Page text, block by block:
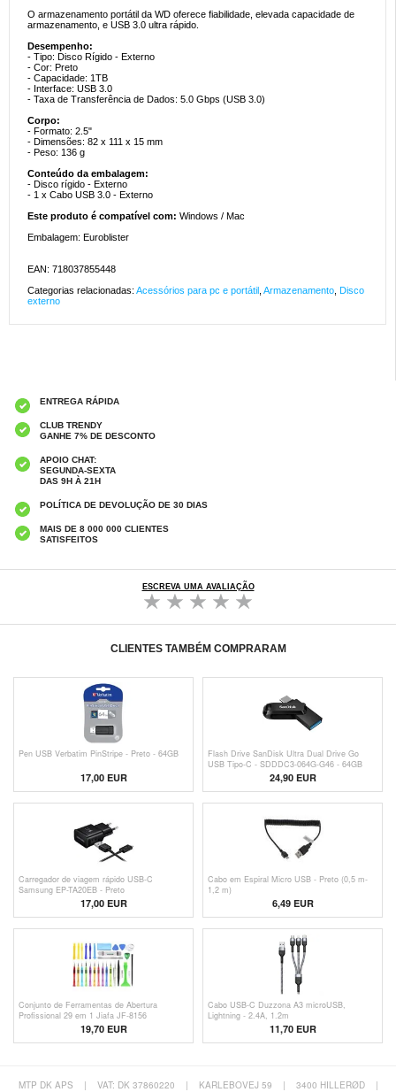
O armazenamento portátil da WD oferece fiabilidade, elevada capacidade de
armazenamento, e USB 3.0 ultra rápido.
Desempenho:
- Tipo: Disco Rígido - Externo
- Cor: Preto
- Capacidade: 1TB
- Interface: USB 3.0
- Taxa de Transferência de Dados: 5.0 Gbps (USB 3.0)
Corpo:
- Formato: 2.5"
- Dimensões: 82 x 111 x 15 mm
- Peso: 136 g
Conteúdo da embalagem:
- Disco rígido - Externo
- 1 x Cabo USB 3.0 - Externo
Este produto é compatível com: Windows / Mac
Embalagem: Euroblister
EAN: 718037855448
Categorias relacionadas: Acessórios para pc e portátil Armazenamento
Disco
externo
ENTREGA RÁPIDA
CLUB TRENDY
GANHE 7% DE DESCONTO
APOIO CHAT:
SEGUNDA-SEXTA
DAS 9H À 21H
POLÍTICA DE DEVOLUÇÃO DE 30 DIAS
MAIS DE 8 000 000 CLIENTES
SATISFEITOS
ESCREVA UMA AVALIAÇÃO
CLIENTES TAMBÉM COMPRARAM
Pen USB Verbatim PinStripe - Preto - 64GB
17,00 EUR
Flash Drive SanDisk Ultra Dual Drive Go
USB Tipo-C - SDDDC3-064G-G46 - 64GB
24,90 EUR
Carregador de viagem rápido USB-C
Samsung EP-TA20EB - Preto
17,00 EUR
Cabo em Espiral Micro USB - Preto (0,5 m-
1,2 m)
6,49 EUR
Conjunto de Ferramentas de Abertura
Profissional 29 em 1 Jiafa JF-8156
19,70 EUR
Cabo USB-C Duzzona A3 microUSB,
Lightning - 2.4A, 1.2m
11,70 EUR
MTP DK APS | VAT: DK 37860220 | KARLEBOVEJ 59 | 3400 HILLERØD
|